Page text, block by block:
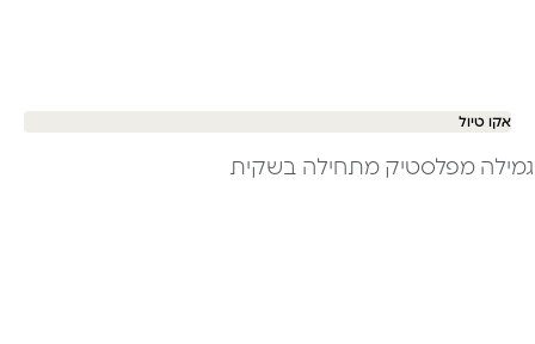
אקו טיול
גמילה מפלסטיק מתחילה בשקית